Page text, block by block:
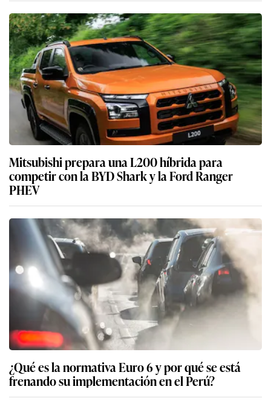
Mitsubishi prepara una L200 híbrida para
competir con la BYD Shark y la Ford Ranger
PHEV
¿Qué es la normativa Euro 6 y por qué se está
frenando su implementación en el Perú?